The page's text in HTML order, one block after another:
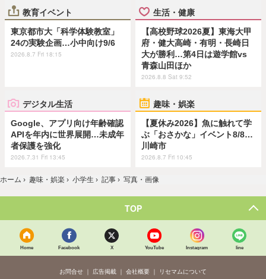
教育イベント
東京都市大「科学体験教室」
24の実験企画…小中向け9/6
2026.8.7 Fri 18:15
生活・健康
【高校野球2026夏】東海大甲
府・健大高崎・有明・長崎日
大が勝利…第4日は遊学館vs
青森山田ほか
2026.8.8 Sat 9:52
デジタル生活
Google、アプリ向け年齢確認
APIを年内に世界展開…未成年
者保護を強化
2026.7.31 Fri 13:45
趣味・娯楽
【夏休み2026】魚に触れて学
ぶ「おさかな」イベント8/8…
川崎市
2026.8.7 Fri 10:45
ホーム › 趣味・娯楽 › 小学生 › 記事 › 写真・画像
TOP
Home Facebook X YouTube Instagram line
お問合せ 広告掲載 会社概要
リセマムについて